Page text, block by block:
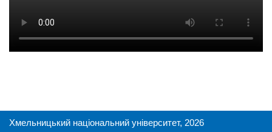
Хмельницький національний університет, 2026